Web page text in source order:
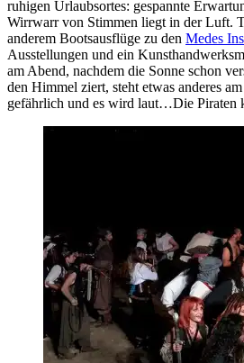
ruhigen Urlaubsortes: gespannte
Wirrwarr von Stimmen liegt in der Luft.
anderem Bootsausflüge zu den Medes
Ausstellungen und ein
am Abend, nachdem die Sonne schon
den Himmel ziert, steht etwas anderes
gefährlich und es wird laut…Die Piraten